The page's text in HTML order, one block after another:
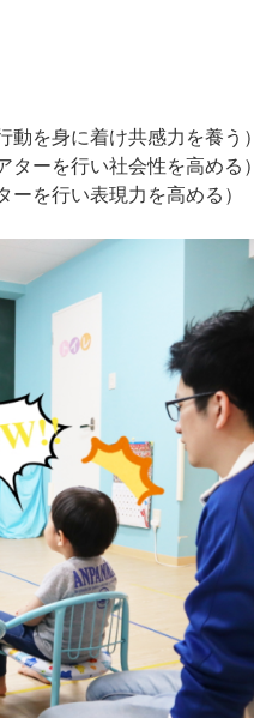
を身に着け共感力を養う）
ーを行い社会性を高める）
を行い表現力を高める）